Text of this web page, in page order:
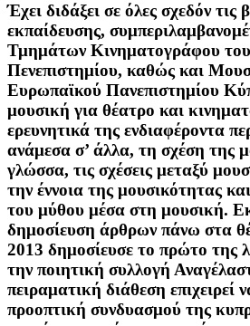
Έχει διδάξει σε όλες σχεδόν τις
εκπαίδευσης,
Τμημάτων Κινηματογράφου του
Πενεπιστημίου, καθώς και
Ευρωπαϊκού Πανεπιστημίου
μουσική για θέατρο και
ερευνητικά της ενδιαφέροντα
ανάμεσα σ’ άλλα, τη σχέση της
γλώσσα, τις σχέσεις μεταξύ
την έννοια της μουσικότητας
του μύθου μέσα στη μουσική.
δημοσίευση άρθρων πάνω στα
2013 δημοσίευσε το πρώτο της
την ποιητική συλλογή
πειραματική διάθεση επιχειρεί
προοπτική συνδυασμού της